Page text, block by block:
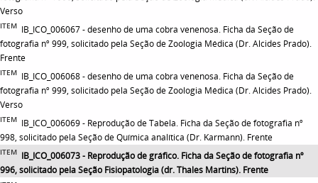
Verso
ITEM IB_ICO_006067 - desenho de uma cobra venenosa. Ficha da Seção de
fotografia nº 999, solicitado pela Seção de Zoologia Médica (Dr. Alcides Prado).
Frente
ITEM IB_ICO_006068 - desenho de uma cobra venenosa. Ficha da Seção de
fotografia nº 999, solicitado pela Seção de Zoologia Médica (Dr. Alcides Prado).
Verso
ITEM IB_ICO_006069 - Reprodução de Tabela. Ficha da Seção de fotografia nº
998, solicitado pela Seção de Química analítica (Dr. Karmann). Frente
ITEM IB_ICO_006073 - Reprodução de gráfico. Ficha da Seção de fotografia nº
996, solicitado pela Seção Fisiopatologia (dr. Thales Martins). Frente